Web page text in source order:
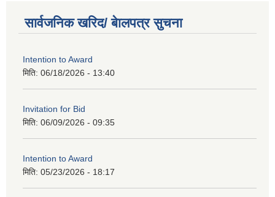
सार्वजनिक खरिद/ बेालपत्र सुचना
Intention to Award
मिति: 06/18/2026 - 13:40
Invitation for Bid
मिति: 06/09/2026 - 09:35
Intention to Award
मिति: 05/23/2026 - 18:17